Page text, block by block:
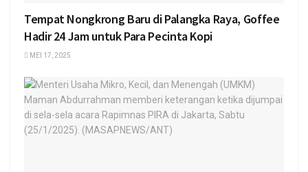
Tempat Nongkrong Baru di Palangka Raya, Goffee
Hadir 24 Jam untuk Para Pecinta Kopi
MEI 17, 2025